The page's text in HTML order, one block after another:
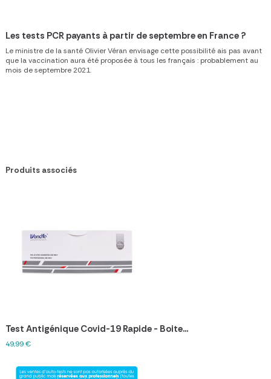
Les tests PCR payants à partir de septembre en France ?
Le ministre de la santé Olivier Véran envisage cette possibilité ais pas avant
que la vaccination aura été proposée à tous les français : probablement au
mois de septembre 2021.
Produits associés
Test Antigénique Covid-19 Rapide - Boite...
49,99 €